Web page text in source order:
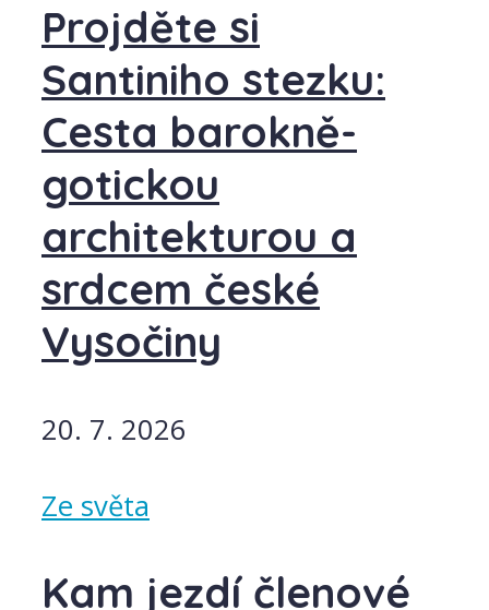
Projděte si
Santiniho stezku:
Cesta barokně-
gotickou
architekturou a
srdcem české
Vysočiny
20. 7. 2026
Ze světa
Kam jezdí členové